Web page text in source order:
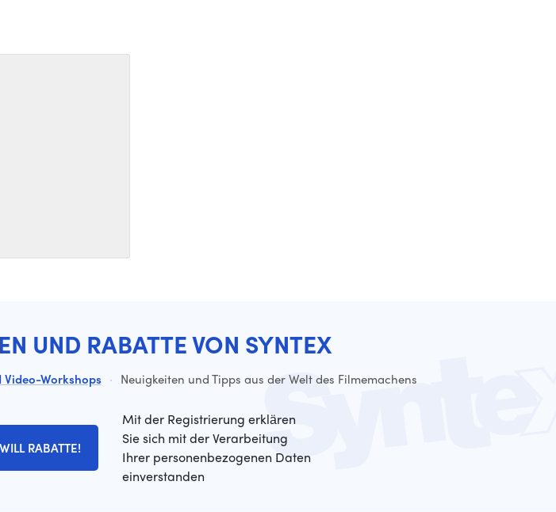
UND RABATTE VON SYNTEX
Workshops · Neuigkeiten und Tipps aus der Welt des Filmemachens
RABATTE!
Mit der Registrierung erklären
Sie sich mit der Verarbeitung
Ihrer personenbezogenen Daten
einverstanden